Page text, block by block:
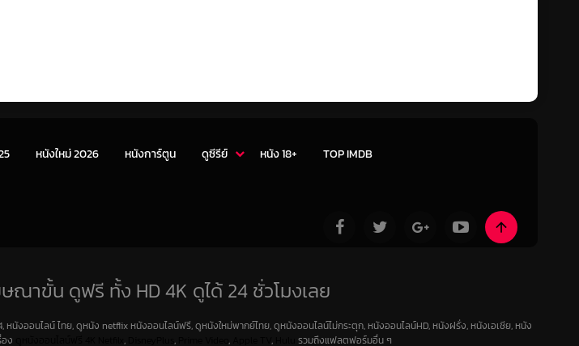
หนังใหม่ 2026 หนังการ์ตูน ดูซีรีย์ หนัง 18+ TOP IMDB
ณาขั้น ดูฟรี ทั้ง HD 4K ดูได้ 24 ชั่วโมงเลย
นังออนไลน์ ไทย, ดูหนัง netflix หนังออนไลน์ฟรี, ดูหนังใหม่พากย์ไทย, ดูหนังออนไลน์ไม่กระตุก, หนังออนไลน์HD, หนังฝรั่ง, หนังเอเชีย, หนัง
ง , , , , รวมถึงแฟลตฟอร์มอื่น ๆ